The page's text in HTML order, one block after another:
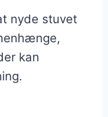
nyde stuvet
kan